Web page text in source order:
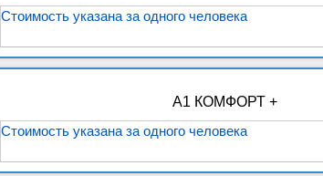
Стоимость указана за одного человека
А1 КОМФОРТ +
Стоимость указана за одного человека